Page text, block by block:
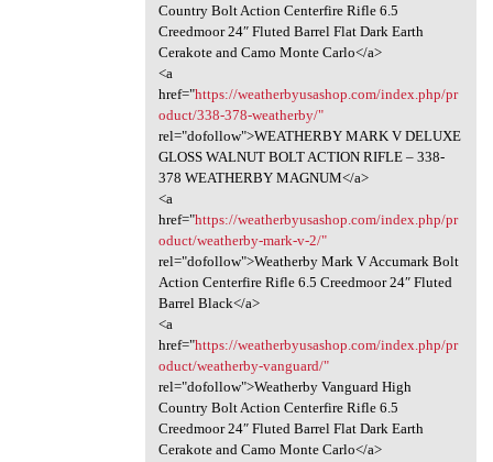
Country Bolt Action Centerfire Rifle 6.5
Creedmoor 24″ Fluted Barrel Flat Dark Earth
Cerakote and Camo Monte Carlo</a>
<a
href="https://weatherbyusashop.com/index.php/pr
oduct/338-378-weatherby/"
rel="dofollow">WEATHERBY MARK V DELUXE
GLOSS WALNUT BOLT ACTION RIFLE – 338-
378 WEATHERBY MAGNUM</a>
<a
href="https://weatherbyusashop.com/index.php/pr
oduct/weatherby-mark-v-2/"
rel="dofollow">Weatherby Mark V Accumark Bolt
Action Centerfire Rifle 6.5 Creedmoor 24″ Fluted
Barrel Black</a>
<a
href="https://weatherbyusashop.com/index.php/pr
oduct/weatherby-vanguard/"
rel="dofollow">Weatherby Vanguard High
Country Bolt Action Centerfire Rifle 6.5
Creedmoor 24″ Fluted Barrel Flat Dark Earth
Cerakote and Camo Monte Carlo</a>